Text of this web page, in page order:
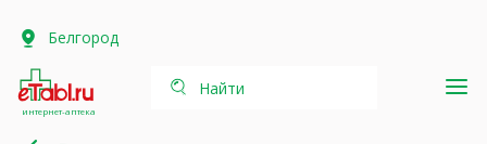
Белгород
интернет-аптека
Найти